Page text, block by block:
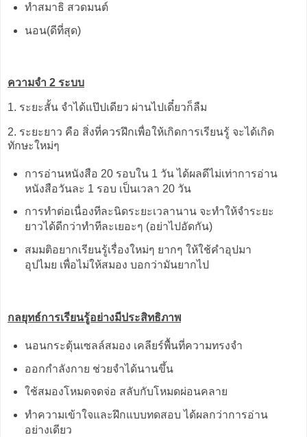
ทำสมาธิ สวดมนต์
นอน(ดีที่สุด)
ความจำ 2 ระบบ
1. ระยะสั้น จำได้แป๊ปเดียว ผ่านไปเดี๋ยวก็ลืม
2. ระยะยาว คือ สิ่งที่ควรฝึกเพื่อให้เกิดการเรียนรู้ จะได้เกิด
ทักษะใหม่ๆ
การอ่านหนังสือ 20 รอบใน 1 วัน ได้ผลดีไม่เท่าการอ่าน
หนังสือวันละ 1 รอบ เป็นเวลา 20 วัน
การทำต่อเนื่องทีละนิดระยะเวลานาน จะทำให้จำระยะ
ยาวได้ดีกว่าทำทีละเยอะๆ (อย่าไปอัดกัน)
สมมติอยากเรียนรู้เรื่องใหม่ๆ ยากๆ ให้ใช้คำอุปมา
อุปไมย เพื่อไม่ให้สมอง บอกว่ามันยากไป
กลยุทธ์การเรียนรู้อย่างมีประสิทธิภาพ
นอนกระตุ้นเซลล์สมอง เคลียร์พื้นที่ความทรงจำ
ออกกำลังกาย ช่วยจำได้นานขึ้น
ใช้สมองโหมดจดจ่อ สลับกับโหมดผ่อนคลาย
ทำความเข้าใจและฝึกแบบทดสอบ ได้ผลกว่าการอ่าน
อย่างเดียว